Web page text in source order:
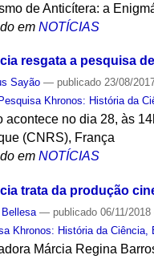
de Anticítera: a
em NOTÍCIAS
resgata a pesquisa
Sayão — publicado 23/08/
Khronos: História da
acontece no dia 28, às
(CNRS), França
em NOTÍCIAS
trata da produção
Bellesa — publicado 06/11/2018
Khronos: História da Ciência,
Márcia Regina